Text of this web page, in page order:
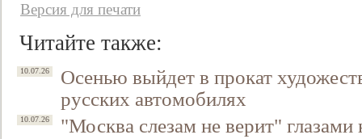
Версия для печати
Читайте также:
10.07.26
Осенью выйдет в прокат
русских автомобилях
10.07.26 "Москва слезам не верит" глазами